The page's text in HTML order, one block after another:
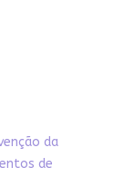
da
de